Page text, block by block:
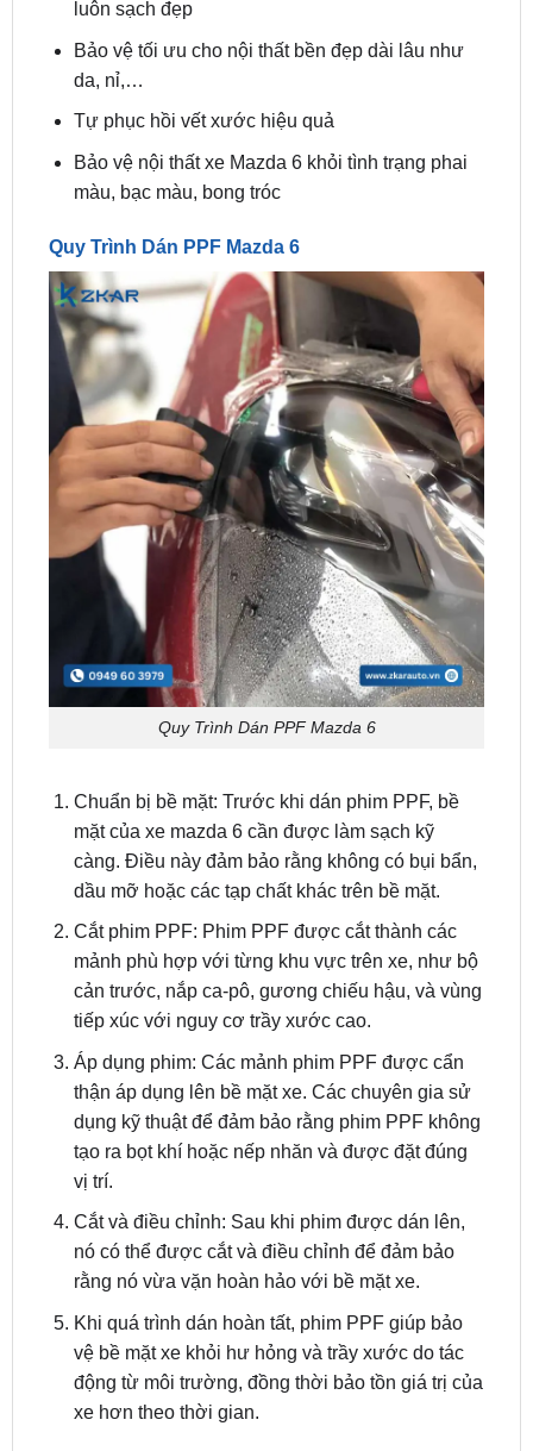
da, nỉ,…
Tự phục hồi vết xước hiệu quả
màu, bạc màu, bong tróc
Quy Trình Dán PPF Mazda 6
Quy Trình Dán PPF Mazda 6
Chuẩn bị bề mặt: Trước khi dán phim PPF, bề
càng. Điều này đảm bảo rằng không có bụi bẩn,
dầu mỡ hoặc các tạp chất khác trên bề mặt.
Cắt phim PPF: Phim PPF được cắt thành các
mảnh phù hợp với từng khu vực trên xe, như bộ
cản trước, nắp ca-pô, gương chiếu hậu, và vùng
tiếp xúc với nguy cơ trầy xước cao.
Áp dụng phim: Các mảnh phim PPF được cẩn
thận áp dụng lên bề mặt xe. Các chuyên gia sử
dụng kỹ thuật để đảm bảo rằng phim PPF không
tạo ra bọt khí hoặc nếp nhăn và được đặt đúng
vị trí.
Cắt và điều chỉnh: Sau khi phim được dán lên,
nó có thể được cắt và điều chỉnh để đảm bảo
rằng nó vừa vặn hoàn hảo với bề mặt xe.
Khi quá trình dán hoàn tất, phim PPF giúp bảo
vệ bề mặt xe khỏi hư hỏng và trầy xước do tác
động từ môi trường, đồng thời bảo tồn giá trị của
xe hơn theo thời gian.
Top 3 Dòng Phim PPF Dành Cho Xe Mazda 6